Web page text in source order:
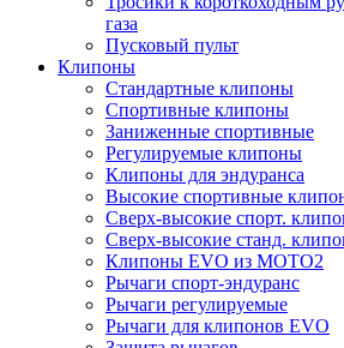
газа
Пусковый пульт
Клипоны
Стандартные клипоны
Спортивные клипоны
Заниженные спортивные
Регулируемые клипоны
Клипоны для эндуранса
Высокие спортивные
Сверх-высокие спорт.
Сверх-высокие станд.
Клипоны EVO из MOTO2
Рычаги спорт-эндуранс
Рычаги регулируемые
Рычаги для клипонов EVO